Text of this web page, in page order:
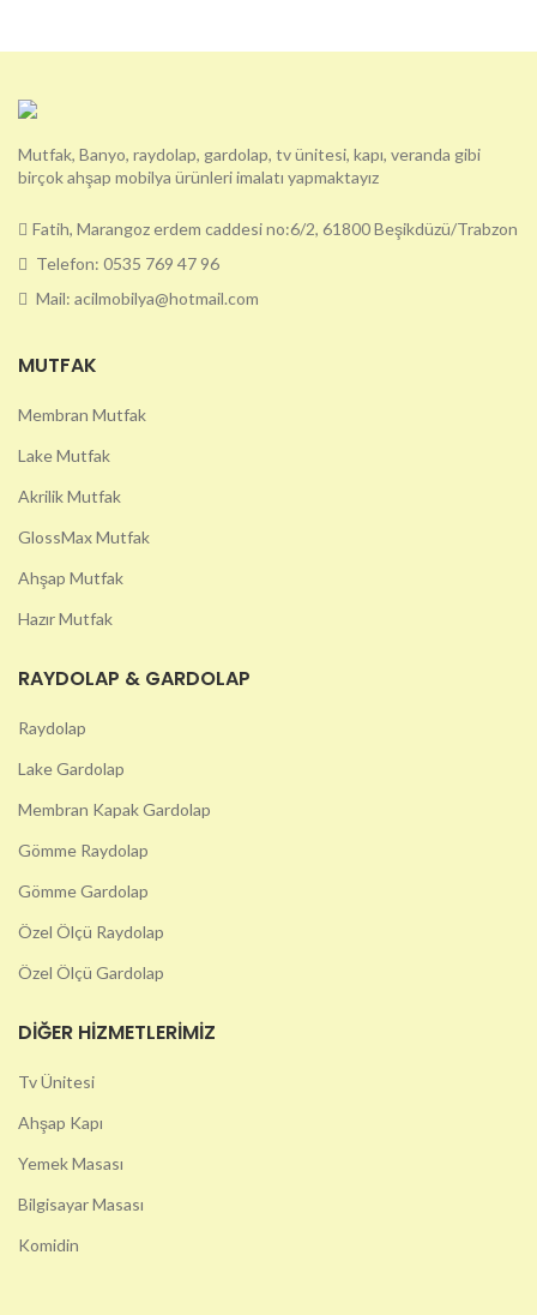
Mutfak, Banyo, raydolap, gardolap, tv ünitesi, kapı, veranda gibi
birçok ahşap mobilya ürünleri imalatı yapmaktayız
Fatih, Marangoz erdem caddesi no:6/2, 61800 Beşikdüzü/Trabzon
Telefon: 0535 769 47 96
Mail: acilmobilya@hotmail.com
MUTFAK
Membran Mutfak
Lake Mutfak
Akrilik Mutfak
GlossMax Mutfak
Ahşap Mutfak
Hazır Mutfak
RAYDOLAP & GARDOLAP
Raydolap
Lake Gardolap
Membran Kapak Gardolap
Gömme Raydolap
Gömme Gardolap
Özel Ölçü Raydolap
Özel Ölçü Gardolap
DIĞER HIZMETLERIMIZ
Tv Ünitesi
Ahşap Kapı
Yemek Masası
Bilgisayar Masası
Komidin